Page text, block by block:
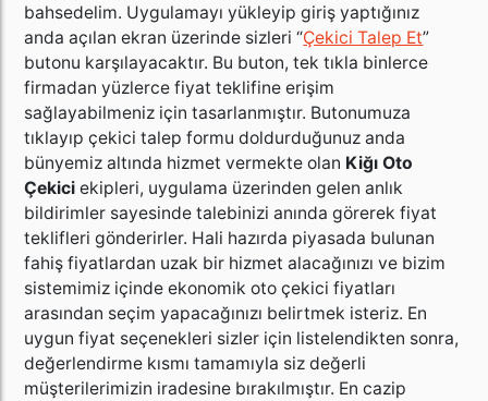
bahsedelim. Uygulamayı yükleyip giriş yaptığınız
anda açılan ekran üzerinde sizleri “Çekici Talep Et”
butonu karşılayacaktır. Bu buton, tek tıkla binlerce
firmadan yüzlerce fiyat teklifine erişim
sağlayabilmeniz için tasarlanmıştır. Butonumuza
tıklayıp çekici talep formu doldurduğunuz anda
bünyemiz altında hizmet vermekte olan Kiğı Oto
Çekici ekipleri, uygulama üzerinden gelen anlık
bildirimler sayesinde talebinizi anında görerek fiyat
teklifleri gönderirler. Hali hazırda piyasada bulunan
fahiş fiyatlardan uzak bir hizmet alacağınızı ve bizim
sistemimiz içinde ekonomik oto çekici fiyatları
arasından seçim yapacağınızı belirtmek isteriz. En
uygun fiyat seçenekleri sizler için listelendikten sonra,
değerlendirme kısmı tamamıyla siz değerli
müşterilerimizin iradesine bırakılmıştır. En cazip